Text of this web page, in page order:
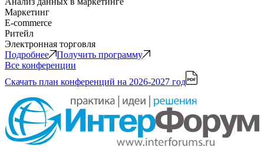
Маркетинг
E-commerce
Ритейл
Электронная торговля
Подробнее
Получить программу
Все конференции
Скачать план конференций на 2026-2027 год